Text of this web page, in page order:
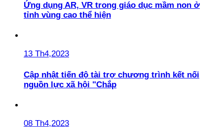
Ứng dụng AR, VR trong giáo dục mầm non ở
tỉnh vùng cao thể hiện
13 Th4,2023
Cập nhật tiến độ tài trợ chương trình kết nối
nguồn lực xã hội "Chắp
08 Th4,2023